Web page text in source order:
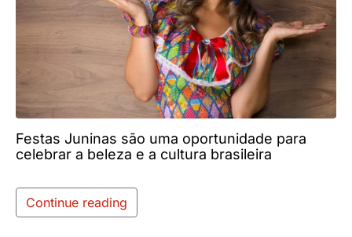
Festas Juninas são uma oportunidade para
celebrar a beleza e a cultura brasileira
Continue reading